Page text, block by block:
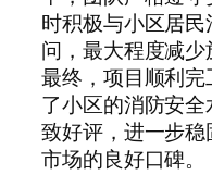
时积极与小区居
问，最大程度减少
最终，项目顺利
了小区的消防安
致好评，进一步
市场的良好口碑。